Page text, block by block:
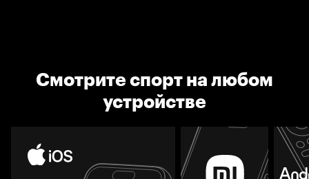
Смотрите спорт на любом
устройстве